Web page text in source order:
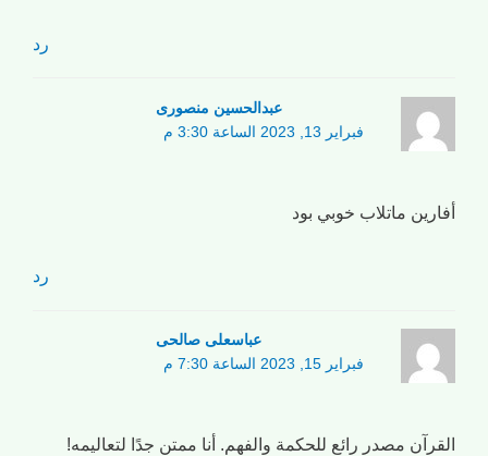
رد
عبدالحسین منصوری
فبراير 13, 2023 الساعة 3:30 م
أفارين ماتلاب خوبي بود
رد
عباسعلی صالحی
فبراير 15, 2023 الساعة 7:30 م
القرآن مصدر رائع للحكمة والفهم. أنا ممتن جدًا لتعاليمه!